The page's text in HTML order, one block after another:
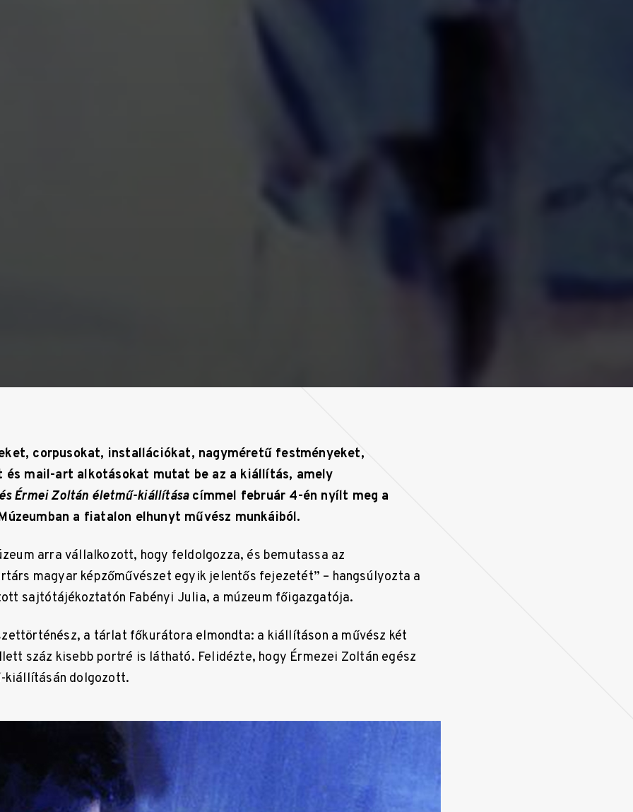
corpusokat, installációkat, nagyméretű festményeket,
és mail-art alkotásokat mutat be az a kiállítás, amely
Érmei Zoltán életmű-kiállításacímmel február 4-én nyílt meg a
a fiatalon elhunyt művész munkáiból.
arra vállalkozott, hogy feldolgozza, és bemutassa az
magyar képzőművészet egyik jelentős fejezetét” – hangsúlyozta a
sajtótájékoztatón Fabényi Julia, a múzeum főigazgatója.
a tárlat főkurátora elmondta: a kiállításon a művész két
száz kisebb portré is látható. Felidézte, hogy Érmezei Zoltán egész
kiállításán dolgozott.